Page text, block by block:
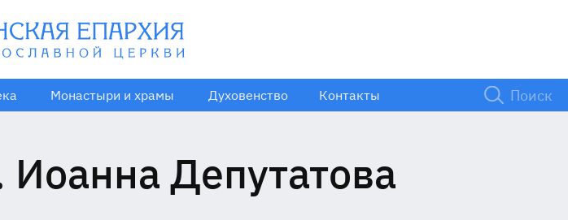
Монастыри и храмы Духовенство Контакты
Депутатова